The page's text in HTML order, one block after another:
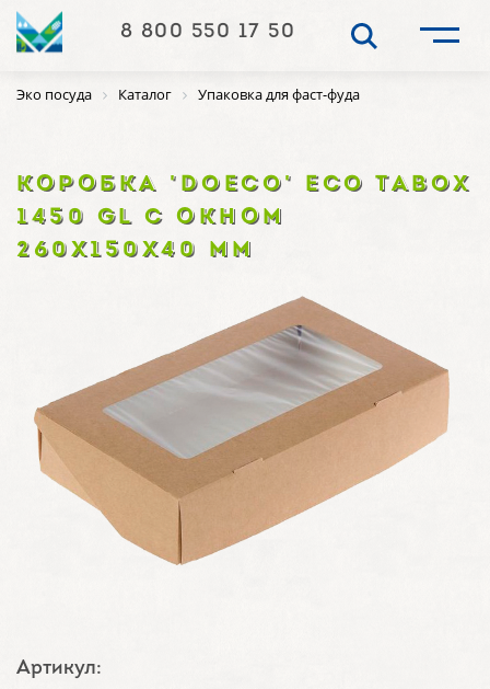
8 800 550 17 50
Эко посуда Каталог Упаковка для фаст-фуда
КОРОБКА 'DOECO' ECO TABOX
1450 GL С ОКНОМ
260Х150Х40 ММ
Артикул: